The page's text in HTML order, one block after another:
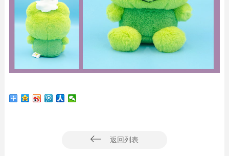
返回列表